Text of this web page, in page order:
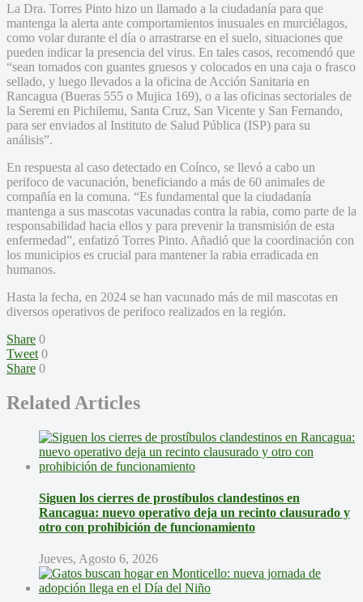
La Dra. Torres Pinto hizo un llamado a la ciudadanía para que
mantenga la alerta ante comportamientos inusuales en murciélagos,
como volar durante el día o arrastrarse en el suelo, situaciones que
pueden indicar la presencia del virus. En tales casos, recomendó que
“sean tomados con guantes gruesos y colocados en una caja o frasco
sellado, y luego llevados a la oficina de Acción Sanitaria en
Rancagua (Bueras 555 o Mujica 169), o a las oficinas sectoriales de
la Seremi en Pichilemu, Santa Cruz, San Vicente y San Fernando,
para ser enviados al Instituto de Salud Pública (ISP) para su
análisis”.
En respuesta al caso detectado en Coínco, se llevó a cabo un
perifoco de vacunación, beneficiando a más de 60 animales de
compañía en la comuna. “Es fundamental que la ciudadanía
mantenga a sus mascotas vacunadas contra la rabia, como parte de la
responsabilidad hacia ellos y para prevenir la transmisión de esta
enfermedad”, enfatizó Torres Pinto. Añadió que la coordinación con
los municipios es crucial para mantener la rabia erradicada en
humanos.
Hasta la fecha, en 2024 se han vacunado más de mil mascotas en
diversos operativos de perifoco realizados en la región.
Share 0
Tweet 0
Share 0
Related Articles
Siguen los cierres de prostíbulos clandestinos en
Rancagua: nuevo operativo deja un recinto clausurado y
otro con prohibición de funcionamiento
Jueves, Agosto 6, 2026